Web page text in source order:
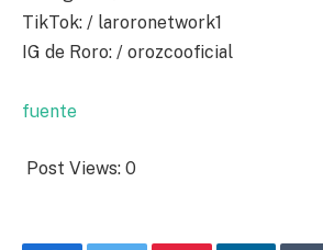
TikTok: / laroronetwork1
IG de Roro: / orozcooficial
fuente
Post Views: 0